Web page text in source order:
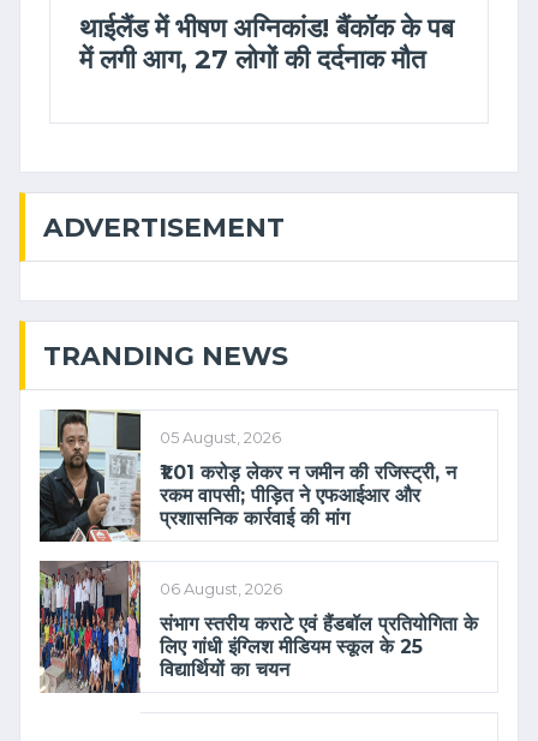
थाईलैंड में भीषण अग्निकांड! बैंकॉक के पब
में लगी आग, 27 लोगों की दर्दनाक मौत
ADVERTISEMENT
TRANDING NEWS
05 August, 2026
₹1.01 करोड़ लेकर न जमीन की रजिस्ट्री, न
रकम वापसी; पीड़ित ने एफआईआर और
प्रशासनिक कार्रवाई की मांग
06 August, 2026
संभाग स्तरीय कराटे एवं हैंडबॉल प्रतियोगिता के
लिए गांधी इंग्लिश मीडियम स्कूल के 25
विद्यार्थियों का चयन